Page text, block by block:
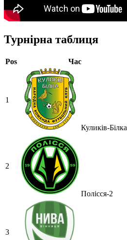
Турнірна таблиця
Pos Час
1
Куликів-Білка
2
Полісся-2
3